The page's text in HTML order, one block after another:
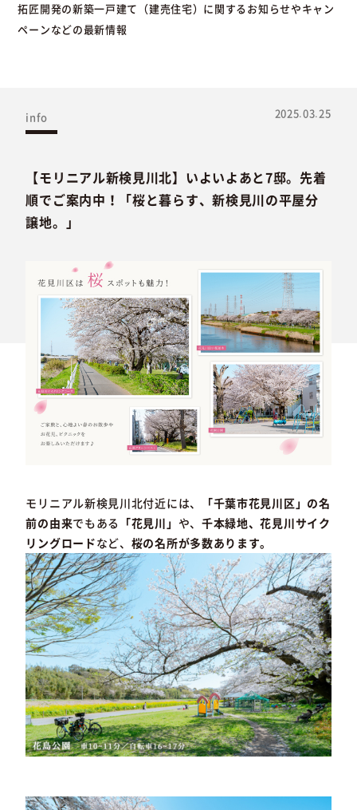
拓匠開発の新築一戸建て（建売住宅）に関するお知らせやキャン
ペーンなどの最新情報
info 2025.03.25
【モリニアル新検見川北】いよいよあと7邸。先着
順でご案内中！「桜と暮らす、新検見川の平屋分
譲地。」
モリニアル新検見川北付近には、
「千葉市花見川区」の名
前の由来でもある 「花見川」 や、 千本緑地、花見川サイク
リングロードなど、 桜の名所が多数あります。